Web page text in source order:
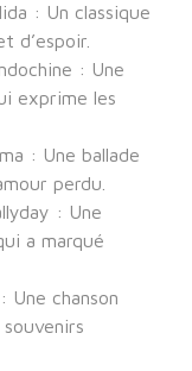
: Un classique
d’espoir.
: Une
exprime les
: Une ballade
perdu.
: Une
a marqué
Une chanson